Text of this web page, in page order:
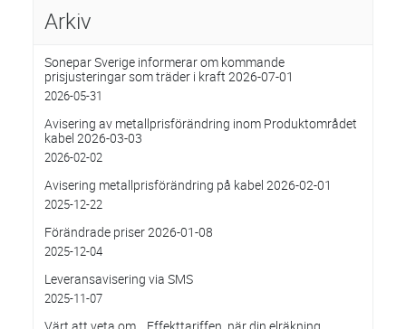
Arkiv
Sonepar Sverige informerar om kommande
prisjusteringar som träder i kraft 2026-07-01
2026-05-31
Avisering av metallprisförändring inom Produktområdet
kabel 2026-03-03
2026-02-02
Avisering metallprisförändring på kabel 2026-02-01
2025-12-22
Förändrade priser 2026-01-08
2025-12-04
Leveransavisering via SMS
2025-11-07